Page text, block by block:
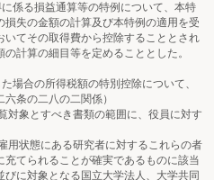
係る損益通算等の特例について、本特
失の金額の計算及び本特例の適用を受
てその取得費から控除することとされ
計算の細目等を定めることとした。
合の所得税額の特別控除について、
条の二八の二関係）
象とすべき書類の範囲に、役員に対す
状態にある研究者に対するこれらの者
てられることが確実であるものに該当
に対象となる国立大学法人、大学共同